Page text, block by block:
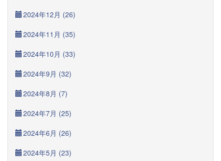
2024年12月 (26)
2024年11月 (35)
2024年10月 (33)
2024年9月 (32)
2024年8月 (7)
2024年7月 (25)
2024年6月 (26)
2024年5月 (23)